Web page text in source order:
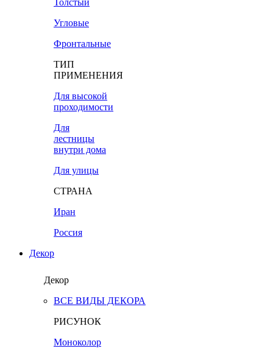
Толстый
Угловые
Фронтальные
ТИП
ПРИМЕНЕНИЯ
Для высокой
проходимости
Для
лестницы
внутри дома
Для улицы
СТРАНА
Иран
Россия
Декор
Декор
ВСЕ ВИДЫ ДЕКОРА
РИСУНОК
Моноколор